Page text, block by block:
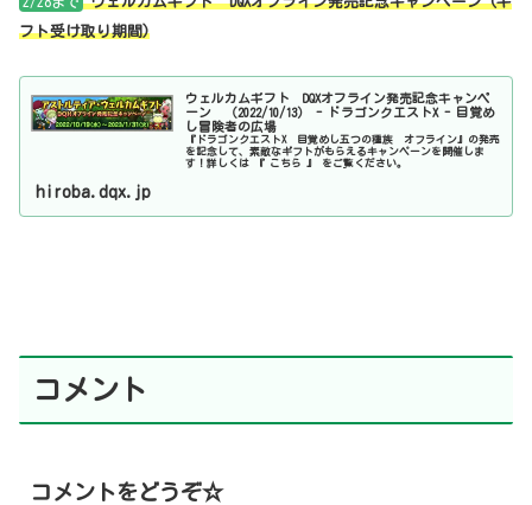
フト受け取り期間)
ウェルカムギフト DQXオフライン発売記念キャンペ
ーン （2022/10/13） - ドラゴンクエストX - 目覚め
し冒険者の広場
『ドラゴンクエストX 目覚めし五つの種族 オフライン』の発売
を記念して、素敵なギフトがもらえるキャンペーンを開催しま
す！詳しくは 『 こちら 』 をご覧ください。
hiroba.dqx.jp
コメント
コメントをどうぞ☆